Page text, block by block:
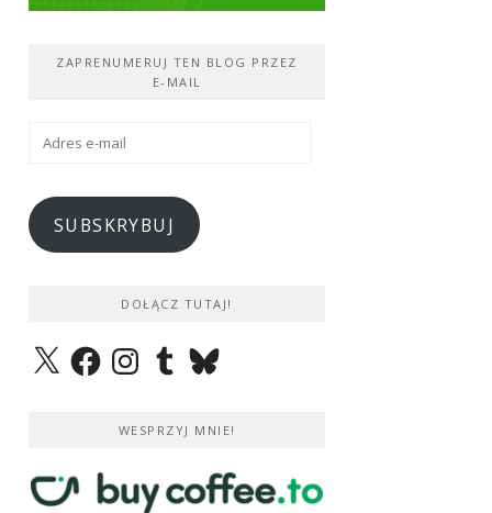
ZAPRENUMERUJ TEN BLOG PRZEZ
E-MAIL
Adres
SUBSKRYBUJ
DOŁĄCZ TUTAJ!
X FacebookInstagramTumblrBluesky
WESPRZYJ MNIE!